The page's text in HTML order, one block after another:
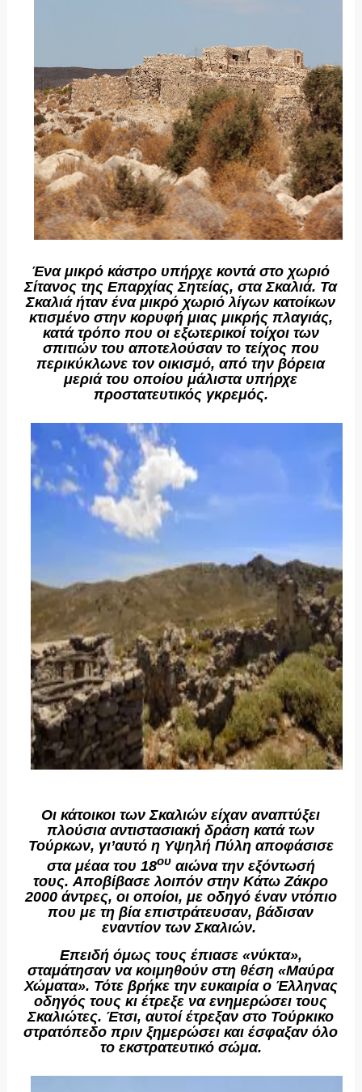
Ένα μικρό κάστρο υπήρχε κοντά στο χωριό
Σίτανος της Επαρχίας Σητείας, στα Σκαλιά. Τα
Σκαλιά ήταν ένα μικρό χωριό λίγων κατοίκων
κτισμένο στην κορυφή μιας μικρής πλαγιάς,
κατά τρόπο που οι εξωτερικοί τοίχοι των
σπιτιών του αποτελούσαν το τείχος που
περικύκλωνε τον οικισμό, από την βόρεια
μεριά του οποίου μάλιστα υπήρχε
προστατευτικός γκρεμός.
Οι κάτοικοι των Σκαλιών είχαν αναπτύξει
πλούσια αντιστασιακή δράση κατά των
Τούρκων, γι’αυτό η Υψηλή Πύλη αποφάσισε
στα μέαα του 18ουαιώνα την εξόντωσή
τους.Αποβίβασε λοιπόν στην Κάτω Ζάκρο
2000 άντρες, οι οποίοι, με οδηγό έναν ντόπιο
που με τη βία επιστράτευσαν, βάδισαν
εναντίον των Σκαλιών.
Επειδή όμως τους έπιασε «νύκτα»,
σταμάτησαν να κοιμηθούν στη θέση «Μαύρα
Χώματα». Τότε βρήκε την ευκαιρία ο Έλληνας
οδηγός τους κι έτρεξε να ενημερώσει τους
Σκαλιώτες. Έτσι, αυτοί έτρεξαν στο Τούρκικο
στρατόπεδο πριν ξημερώσει και έσφαξαν όλο
το εκστρατευτικό σώμα.